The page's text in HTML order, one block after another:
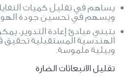
يساهم في تقليل كميات
ويسهم في تحسين جودة
بتبني مبادئ إعادة التدوير،
الهندسية المستقبلية تحقيق
وبيئية ملموسة.
تقليل الانبعاثات الضارة